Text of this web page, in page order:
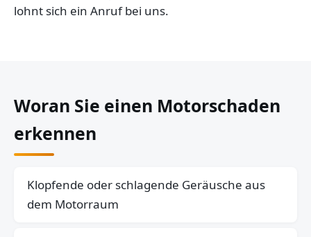
lohnt sich ein Anruf bei uns.
Woran Sie einen Motorschaden
erkennen
Klopfende oder schlagende Geräusche aus
dem Motorraum